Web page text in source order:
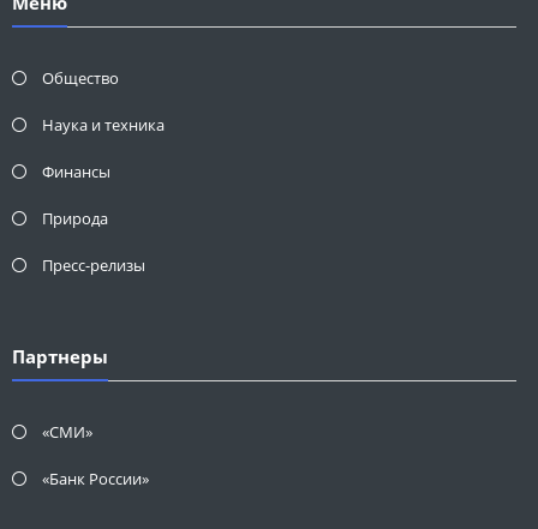
Общество
Наука и техника
Финансы
Природа
Пресс-релизы
Партнеры
«СМИ»
«Банк России»